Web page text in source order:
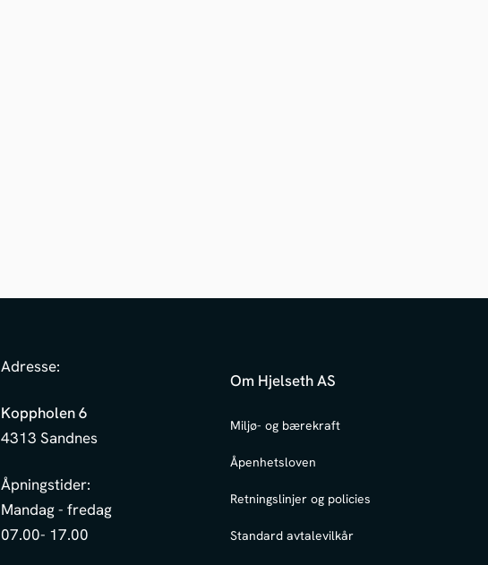
Adresse:
Koppholen 6
4313 Sandnes
Åpningstider:
Mandag - fredag
07.00- 17.00
Om Hjelseth AS
Miljø- og bærekraft
Åpenhetsloven
Retningslinjer og policies
Standard avtalevilkår